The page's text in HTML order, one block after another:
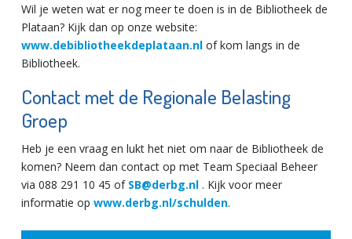
Wil je weten wat er nog meer te doen is in de Bibliotheek de
Plataan? Kijk dan op onze website:
www.debibliotheekdeplataan.nl of kom langs in de
Bibliotheek.
Contact met de Regionale Belasting
Groep
Heb je een vraag en lukt het niet om naar de Bibliotheek de
komen? Neem dan contact op met Team Speciaal Beheer
via 088 291 10 45 of SB@derbg.nl . Kijk voor meer
informatie op www.derbg.nl/schulden.